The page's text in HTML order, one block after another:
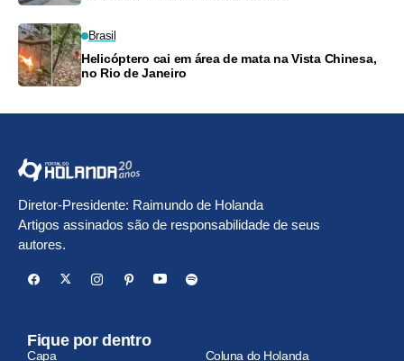
Brasil
Helicóptero cai em área de mata na Vista Chinesa,
no Rio de Janeiro
Diretor-Presidente: Raimundo de Holanda
Artigos assinados são de responsabilidade de seus
autores.
Fique por dentro
Capa Coluna do Holanda